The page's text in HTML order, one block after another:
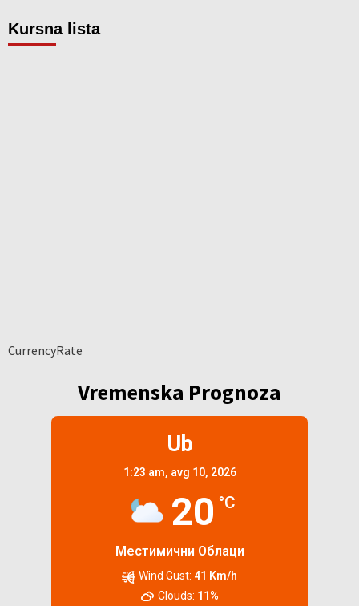
Kursna lista
CurrencyRate
Vremenska Prognoza
Ub
1:23 am, avg 10, 2026
20 °C
Местимични Облаци
Wind Gust: 41 Km/h
Clouds: 11%